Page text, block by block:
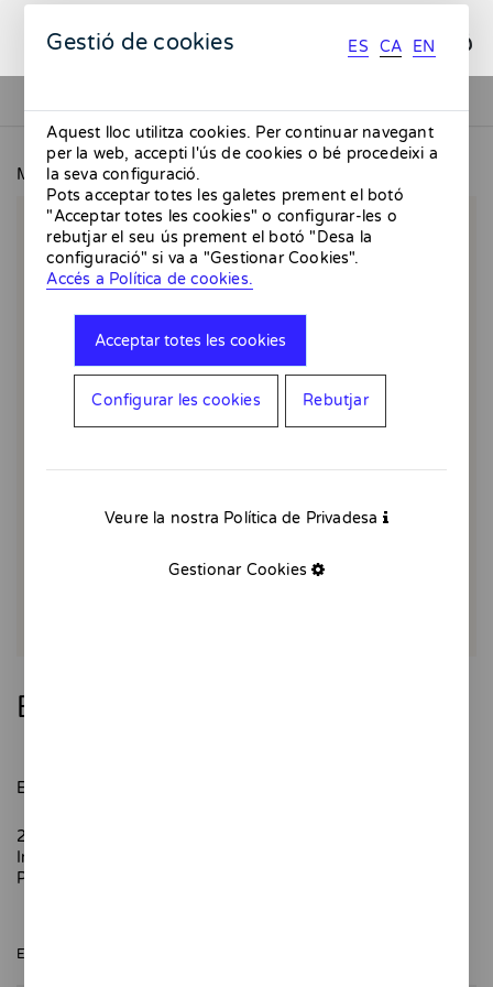
EN
MMMMERCAT Esmorzar de camp
Esmorzar de camp
Esmorzars d'agost en el camp, torrades amb oli i tomaca.
20 x 25 cm
Impressió digital.
Paper texturat de 320 gr
ESGOTAT
Gestió de cookies ES CA EN
Aquest lloc utilitza cookies. Per continuar navegant
per la web, accepti l'ús de cookies o bé procedeixi a
la seva configuració.
Pots acceptar totes les galetes prement el botó
"Acceptar totes les cookies" o configurar-les o
rebutjar el seu ús prement el botó "Desa la
configuració" si va a "Gestionar Cookies".
Accés a Política de cookies.
Acceptar totes les cookies
Configurar les cookies Rebutjar
Veure la nostra Política de Privadesa
Gestionar Cookies